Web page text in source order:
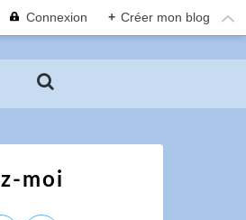
Connexion + Créer mon blog
moi